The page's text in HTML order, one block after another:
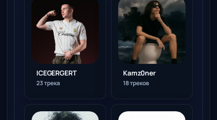
ICEGERGERT
23 трека
Kamz0ner
18 треков